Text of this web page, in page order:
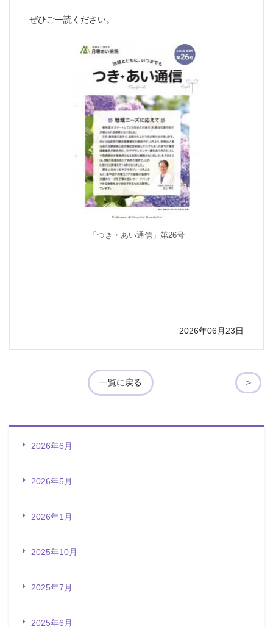
ぜひご一読ください。
「つき・あい通信」第26号
2026年06月23日
一覧に戻る >
2026年6月
2026年5月
2026年1月
2025年10月
2025年7月
2025年6月